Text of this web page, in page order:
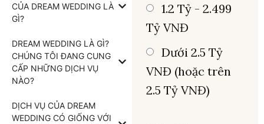
CỦA DREAM WEDDING LÀ
GÌ?
DREAM WEDDING LÀ GÌ?
CHÚNG TÔI ĐANG CUNG
CẤP NHỮNG DỊCH VỤ
NÀO?
DỊCH VỤ CỦA DREAM
WEDDING CÓ GIỐNG VỚI
1.2 Tỷ - 2.499
Tỷ VNĐ
Dưới 2.5 Tỷ
VNĐ (hoặc trên
2.5 Tỷ VNĐ)